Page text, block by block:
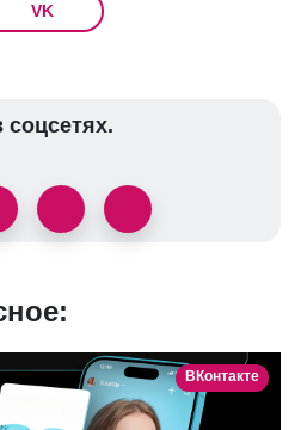
VK
соцсетях.
ВКонтакте